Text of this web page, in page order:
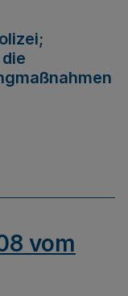
vom